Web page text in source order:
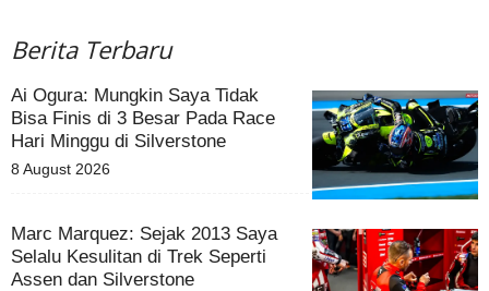
Berita Terbaru
Ai Ogura: Mungkin Saya Tidak
Bisa Finis di 3 Besar Pada Race
Hari Minggu di Silverstone
8 August 2026
Marc Marquez: Sejak 2013 Saya
Selalu Kesulitan di Trek Seperti
Assen dan Silverstone